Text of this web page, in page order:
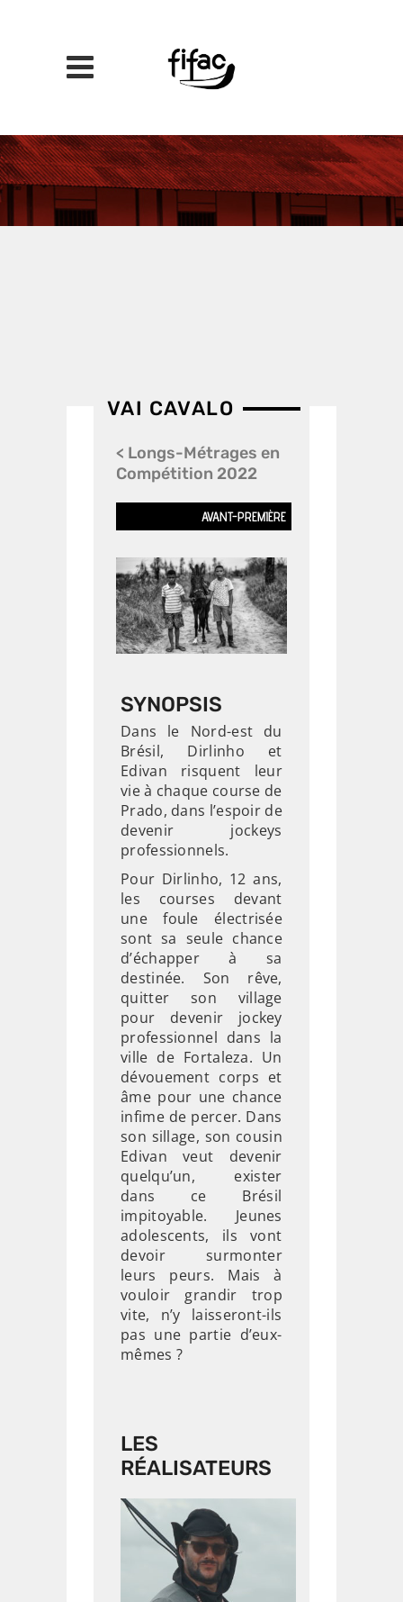
>> Films en
VAI CAVALO
< Longs-Métrages en
Compétition 2022
AVANT-PREMIÈRE
SYNOPSIS
Dans le Nord-est du
Brésil, Dirlinho et
Edivan risquent leur
vie à chaque course de
Prado, dans l’espoir de
devenir jockeys
professionnels.
Pour Dirlinho, 12 ans,
les courses devant
une foule électrisée
sont sa seule chance
d’échapper à sa
destinée. Son rêve,
quitter son village
pour devenir jockey
professionnel dans la
ville de Fortaleza. Un
dévouement corps et
âme pour une chance
infime de percer. Dans
son sillage, son cousin
Edivan veut devenir
quelqu’un, exister
dans ce Brésil
impitoyable. Jeunes
adolescents, ils vont
devoir surmonter
leurs peurs. Mais à
vouloir grandir trop
vite, n’y laisseront-ils
pas une partie d’eux-
mêmes ?
LES
RÉALISATEURS